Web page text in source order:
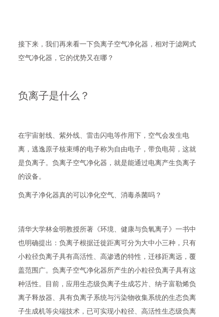
接下来，我们再来看一下负离子空气净化器，相对于滤网式
空气净化器，它的优势又在哪？
负离子是什么？
在宇宙射线、紫外线、雷击闪电等作用下，空气会发生电
离，逃逸原子核束缚的电子称为自由电子，带负电荷，这就
是负离子。负离子空气净化器，就是能通过电离产生负离子
的设备。
负离子净化器真的可以净化空气、消毒杀菌吗？
清华大学林金明教授所著《环境、健康与负氧离子》一书中
也明确提出：负离子根据迁徙距离可分为大中小三种，只有
小粒径负离子具有高活性、高渗透的特性，迁移距离远，覆
盖范围广。负离子空气净化器所产生的小粒径负离子具有这
种活性。目前，应用生态级负离子生成芯片、纳子富勒烯负
离子释放器、具有负离子系统与污染物收集系统的生态负离
子生成机等尖端技术，已可实现小粒径、高活性生态级负离